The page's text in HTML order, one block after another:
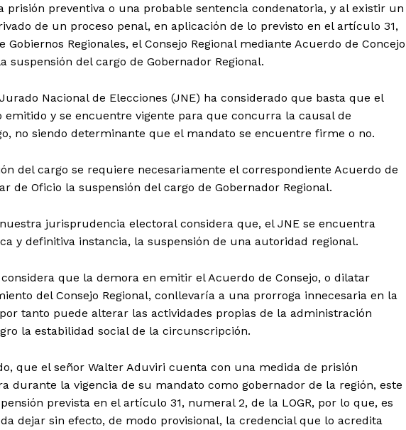
Diario los Andes
Nosotros
Contacto
Prensa
prisión preventiva o una probable sentencia condenatoria, y al existir un
de un proceso penal, en aplicación de lo previsto en el artículo 31,
Regionales, el Consejo Regional mediante Acuerdo de Concejo
del cargo de Gobernador Regional.
Nacional de Elecciones (JNE) ha considerado que basta que el
emitido y se encuentre vigente para que concurra la causal de
no siendo determinante que el mandato se encuentre firme o no.
del cargo se requiere necesariamente el correspondiente Acuerdo de
de Oficio la suspensión del cargo de Gobernador Regional.
jurisprudencia electoral considera que, el JNE se encuentra
y definitiva instancia, la suspensión de una autoridad regional.
que la demora en emitir el Acuerdo de Consejo, o dilatar
del Consejo Regional, conllevaría a una prorroga innecesaria en la
tanto puede alterar las actividades propias de la administración
la estabilidad social de la circunscripción.
que el señor Walter Aduviri cuenta con una medida de prisión
durante la vigencia de su mandato como gobernador de la región, este
prevista en el artículo 31, numeral 2, de la LOGR, por lo que, es
dejar sin efecto, de modo provisional, la credencial que lo acredita